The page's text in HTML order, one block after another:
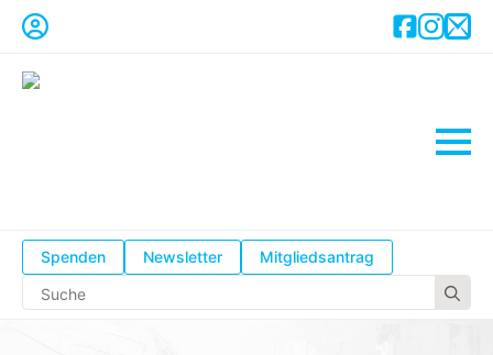
Spenden Newsletter Mitgliedsantrag